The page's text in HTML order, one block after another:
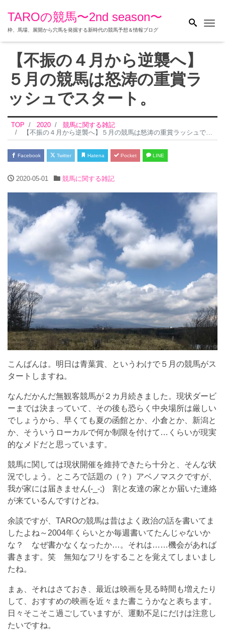
TAROの競馬〜2nd season〜
枠、馬場、展開から穴馬を発掘する新時代の競馬予想＆情報ブログ
【不振の４月から逆襲へ】
５月の競馬は怒涛の重賞ラ
ッシュでスタート。
TOP 2020
競馬に関する雑記
【不振の４月から逆襲へ】５月の競馬は怒涛の重賞ラッシュでスタート。
Facebook Twitter Hatena Pocket LINE
2020-05-01 競馬に関する雑記
こんばんは。明日は青葉賞、というわけで５月の競馬がス
タートしますね。
なんだかんだ無観客競馬が２カ月続きました。現状ダービ
ーまでは決まっていて、その後も恐らく中央場所は厳しい
でしょうから、早くても夏の函館とか、小倉とか、新潟と
か、そういうローカルで何か制限を付けて…くらいが現実
的なメドだと思っています。
競馬に関しては現状開催を維持できたら十分と、そんな状
況でしょう。ところで話題の（？）アベノマスクですが、
我が家には届きません(-_-;) 割と友達の家とか届いた連絡
が来ているんですけどね。
余談ですが、TAROの競馬は昔はよく政治の話を書いてま
したよね～2004年くらいとか毎週書いてたんじゃないか
な？ なぜ書かなくなったか…。それは……機会があれば
書きます。笑 無知なフリをすることを覚えてしまいまし
たね。
まぁ、それはさておき、最近は映画を見る時間も増えたり
して、おすすめの映画を近々また書こうかなと表ちます。
日々そこそこ過ごしていますが、運動不足にだけは注意し
たいですね。